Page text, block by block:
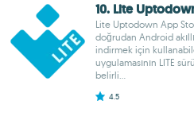
10. Lite
Lite Uptodown App
doğrudan Android
indirmek için
uygulamasının LITE
belirli...
4.5